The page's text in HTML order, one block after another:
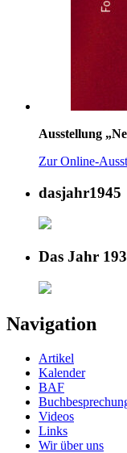
Ausstellung
Zur Online-
dasjahr1945
Das Jahr
Navigation
Artikel
Kalender
BAF
Videos
Links
Wir über uns